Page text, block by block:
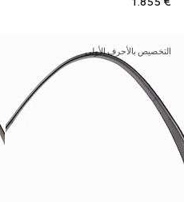
التخصيص بالأحرف الأولى